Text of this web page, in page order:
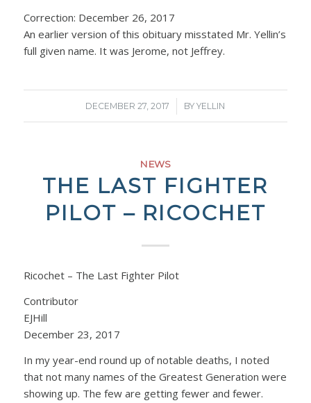
Correction: December 26, 2017
An earlier version of this obituary misstated Mr. Yellin’s
full given name. It was Jerome, not Jeffrey.
DECEMBER 27, 2017
/ BYYELLIN
NEWS
THE LAST FIGHTER
PILOT – RICOCHET
Ricochet – The Last Fighter Pilot
Contributor
EJHill
December 23, 2017
In my year-end round up of notable deaths, I noted
that not many names of the Greatest Generation were
showing up. The few are getting fewer and fewer.